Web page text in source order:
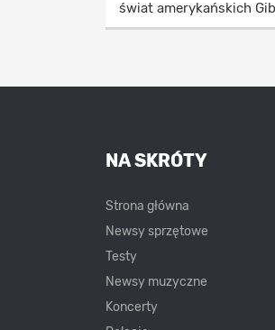
świat amerykańskich
NA SKRÓTY
Strona główna
Newsy sprzętowe
Testy
Newsy muzyczne
Koncerty